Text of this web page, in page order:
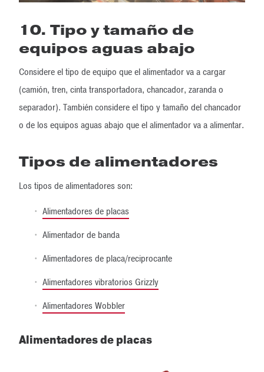
10. Tipo y tamaño de
equipos aguas abajo
Considere el tipo de equipo que el alimentador va a cargar
(camión, tren, cinta transportadora, chancador, zaranda o
separador). También considere el tipo y tamaño del chancador
o de los equipos aguas abajo que el alimentador va a alimentar.
Tipos de alimentadores
Los tipos de alimentadores son:
Alimentadores de placas
Alimentador de banda
Alimentadores de placa/reciprocante
Alimentadores vibratorios Grizzly
Alimentadores Wobbler
Alimentadores de placas